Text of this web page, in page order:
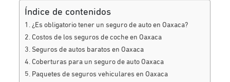
Índice de contenidos
¿Es obligatorio tener un seguro de auto en Oaxaca?
Costos de los seguros de coche en Oaxaca
Seguros de autos baratos en Oaxaca
Coberturas para un seguro de auto Oaxaca
Paquetes de seguros vehiculares en Oaxaca